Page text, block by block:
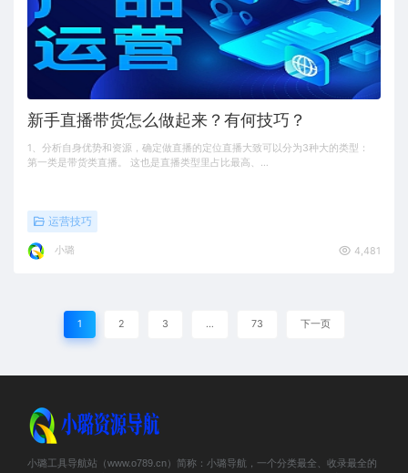
新手直播带货怎么做起来？有何技巧？
1、分析自身优势和资源，确定做直播的定位直播大致可以分为3种大的类型：
第一类是带货类直播。 这也是直播类型里占比最高、…
运营技巧
小璐 4,481
1 2 3 … 73 下一页
小璐工具导航站（www.o789.cn）简称：小璐导航，一个分类最全、收录最全的